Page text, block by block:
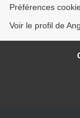
Préférences
Voir le profil de